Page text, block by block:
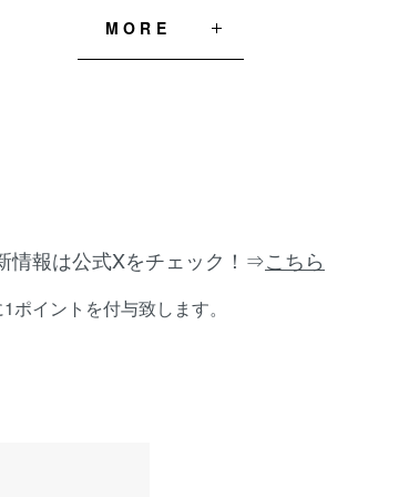
MORE
情報は公式Xをチェック！⇒こちら
イントを付与致します。